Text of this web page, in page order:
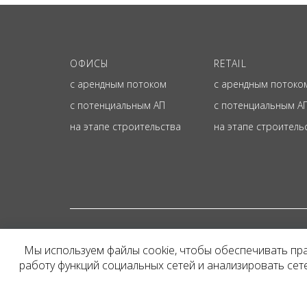
ОФИСЫ
с арендным потоком
с потенциальным АП
на этапе строительства
RETAIL
с арендным
с потенциальным
на этапе
Представленная на
и не является
Мы используем файлы cookie, чтобы обеспечивать
работу функций социальных сетей и анализировать